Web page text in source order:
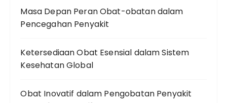
Masa Depan Peran Obat-obatan dalam
Pencegahan Penyakit
Ketersediaan Obat Esensial dalam Sistem
Kesehatan Global
Obat Inovatif dalam Pengobatan Penyakit